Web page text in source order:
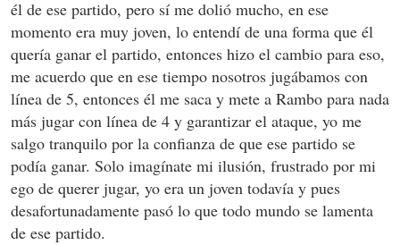
él de ese partido, pero sí me dolió mucho, en ese
momento era muy joven, lo entendí de una forma que él
quería ganar el partido, entonces hizo el cambio para eso,
me acuerdo que en ese tiempo nosotros jugábamos con
línea de 5, entonces él me saca y mete a Rambo para nada
más jugar con línea de 4 y garantizar el ataque, yo me
salgo tranquilo por la confianza de que ese partido se
podía ganar. Solo imagínate mi ilusión, frustrado por mi
ego de querer jugar, yo era un joven todavía y pues
desafortunadamente pasó lo que todo mundo se lamenta
de ese partido.